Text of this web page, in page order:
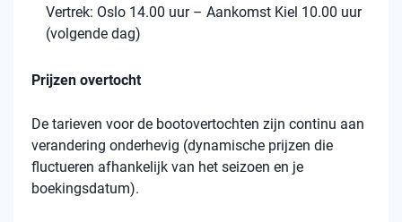
Vertrek: Oslo 14.00 uur – Aankomst Kiel 10.00 uur
(volgende dag)
Prijzen overtocht
De tarieven voor de bootovertochten zijn continu aan
verandering onderhevig (dynamische prijzen die
fluctueren afhankelijk van het seizoen en je
boekingsdatum).